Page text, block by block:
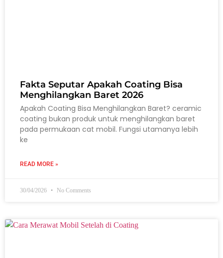
Fakta Seputar Apakah Coating Bisa
Menghilangkan Baret 2026
Apakah Coating Bisa Menghilangkan Baret? ceramic
coating bukan produk untuk menghilangkan baret
pada permukaan cat mobil. Fungsi utamanya lebih
ke
READ MORE »
30/04/2026 No Comments